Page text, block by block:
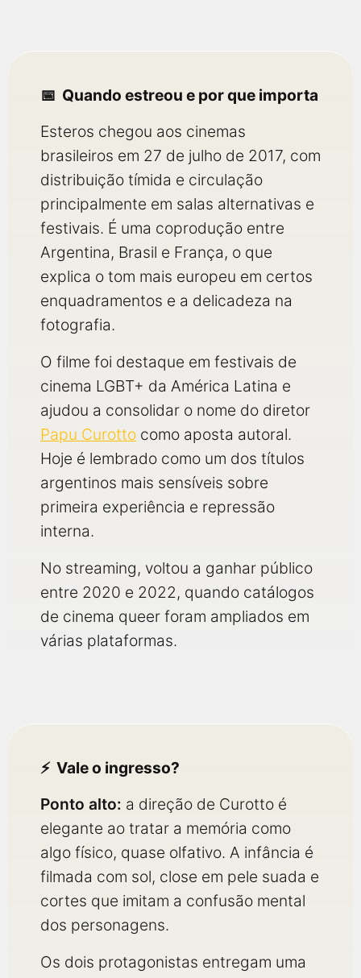
Quando estreou e por que importa
Esteros chegou aos cinemas
brasileiros em 27 de julho de 2017, com
distribuição tímida e circulação
principalmente em salas alternativas e
festivais. É uma coprodução entre
Argentina, Brasil e França, o que
explica o tom mais europeu em certos
enquadramentos e a delicadeza na
fotografia.
O filme foi destaque em festivais de
cinema LGBT+ da América Latina e
ajudou a consolidar o nome do diretor
Papu Curotto como aposta autoral.
Hoje é lembrado como um dos títulos
argentinos mais sensíveis sobre
primeira experiência e repressão
interna.
No streaming, voltou a ganhar público
entre 2020 e 2022, quando catálogos
de cinema queer foram ampliados em
várias plataformas.
Vale o ingresso?
Ponto alto: a direção de Curotto é
elegante ao tratar a memória como
algo físico, quase olfativo. A infância é
filmada com sol, close em pele suada e
cortes que imitam a confusão mental
dos personagens.
Os dois protagonistas entregam uma